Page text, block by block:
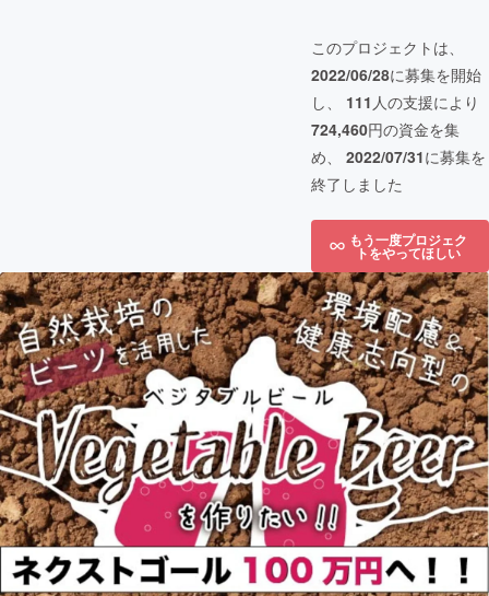
このプロジェクトは、
2022/06/28に募集を開始
し、 111 人の支援により
724,460円の資金を集
め、 2022/07/31に募集を
終了しました
もう一度プロジェク
トをやってほしい